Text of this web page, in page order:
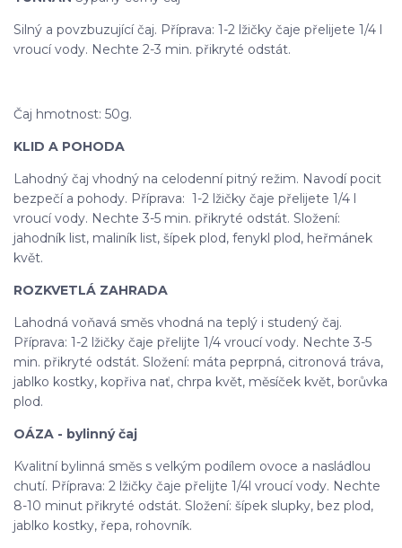
Silný a povzbuzující čaj. Příprava: 1-2 lžičky čaje přelijete 1/4 l
vroucí vody. Nechte 2-3 min. přikryté odstát.
Čaj hmotnost: 50g.
KLID A POHODA
Lahodný čaj vhodný na celodenní pitný režim. Navodí pocit
bezpečí a pohody. Příprava: 1-2 lžičky čaje přelijete 1/4 l
vroucí vody. Nechte 3-5 min. přikryté odstát. Složení:
jahodník list, maliník list, šípek plod, fenykl plod, heřmánek
květ.
ROZKVETLÁ ZAHRADA
Lahodná voňavá směs vhodná na teplý i studený čaj.
Příprava: 1-2 lžičky čaje přelijte 1/4 vroucí vody. Nechte 3-5
min. přikryté odstát. Složení: máta peprpná, citronová tráva,
jablko kostky, kopřiva nať, chrpa květ, měsíček květ, borůvka
plod.
OÁZA - bylinný čaj
Kvalitní bylinná směs s velkým podílem ovoce a nasládlou
chutí. Příprava: 2 lžičky čaje přelijte 1/4l vroucí vody. Nechte
8-10 minut přikryté odstát. Složení: šípek slupky, bez plod,
jablko kostky, řepa, rohovník.